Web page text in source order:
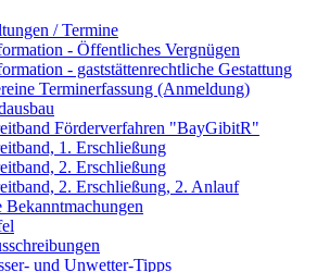
/ Termine
- Öffentliches Vergnügen
- gaststättenrechtliche Gestattung
Terminerfassung (Anmeldung)
Förderverfahren "BayGibitR"
1. Erschließung
2. Erschließung
2. Erschließung, 2. Anlauf
und Unwetter-Tipps